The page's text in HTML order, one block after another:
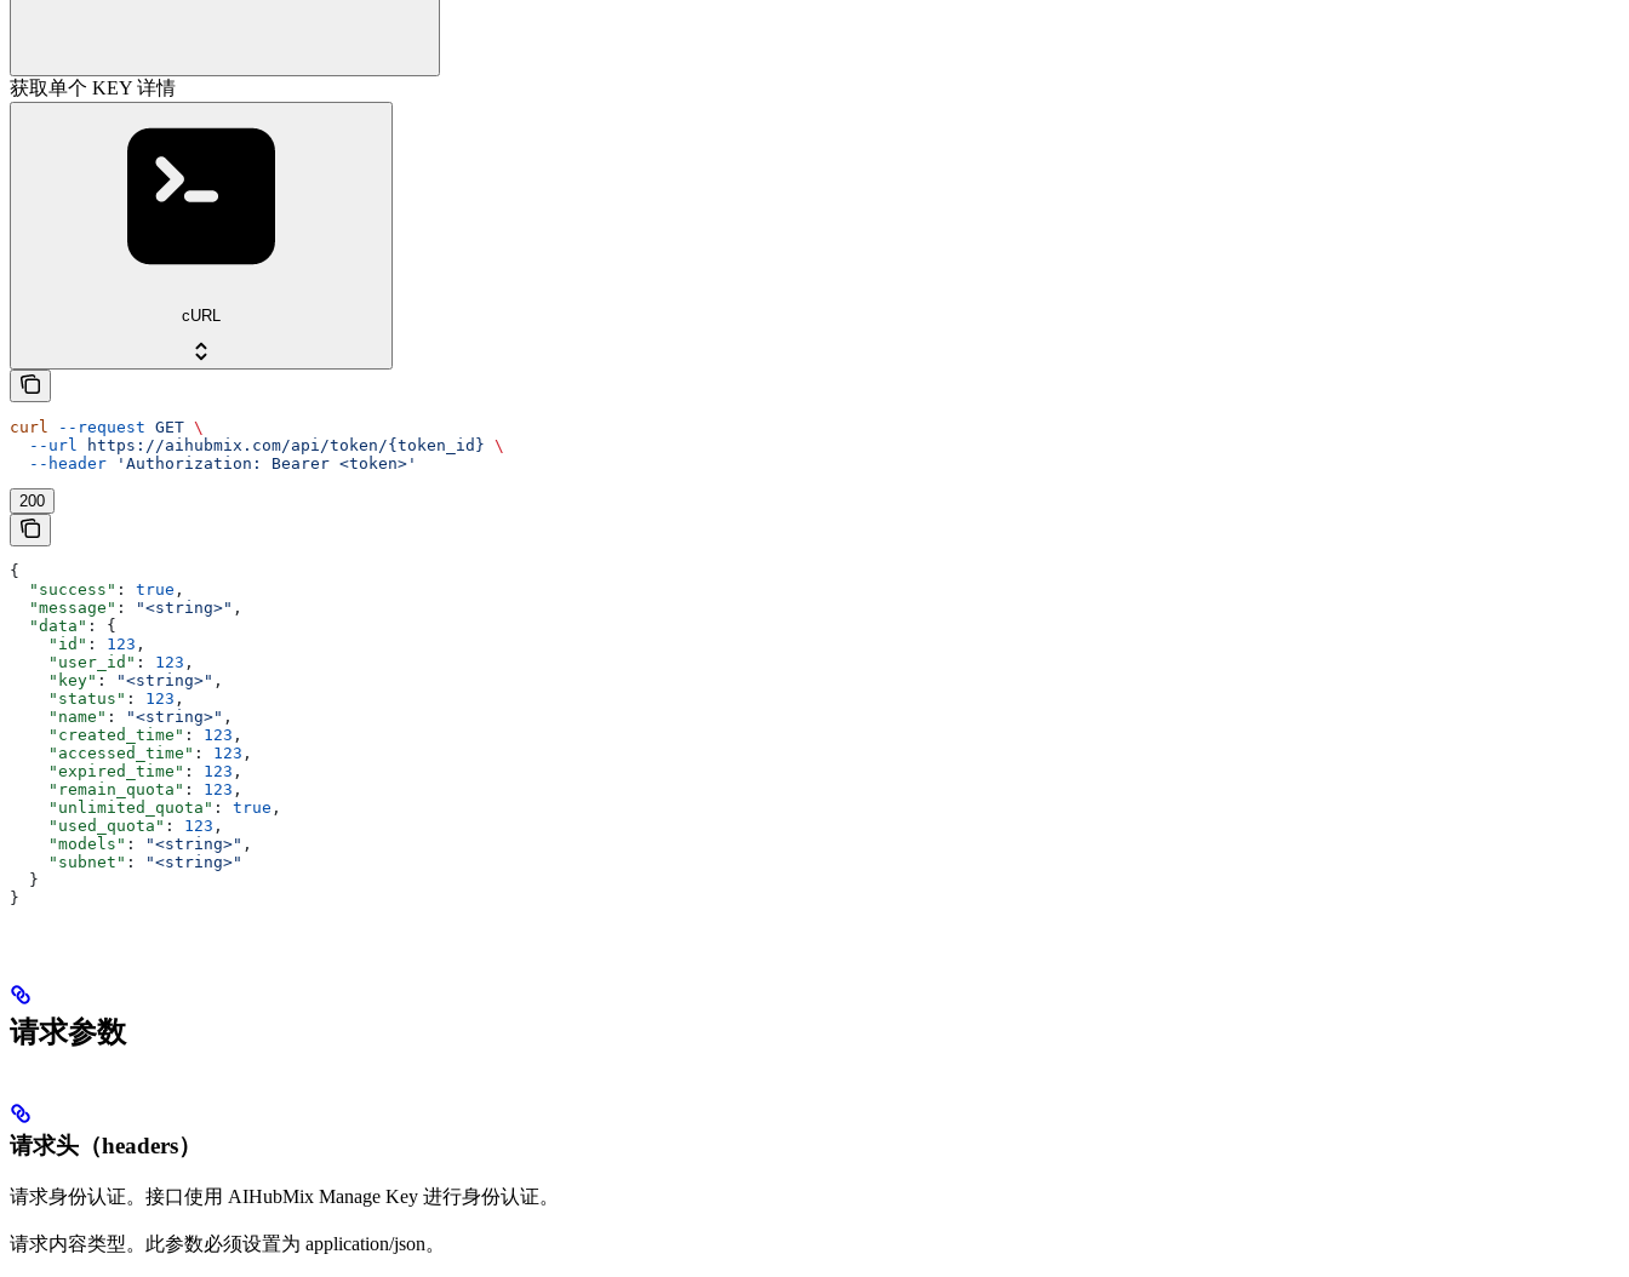
获取单个 KEY 详情
cURL
curl --request GET \
  --url
https://aihubmix.com/api/token/{token_id} \
  --header
'Authorization: Bearer <token>'
200
{
  "success"
: true ,
  "message"
: "<string>" ,
  "data"
: {
    "id"
: 123 ,
    "user_id"
: 123 ,
    "key"
: "<string>" ,
    "status"
: 123 ,
    "name"
: "<string>" ,
    "created_time"
: 123 ,
    "accessed_time"
: 123 ,
    "expired_time"
: 123 ,
    "remain_quota"
: 123 ,
    "unlimited_quota"
: true ,
    "used_quota"
: 123 ,
    "models"
: "<string>" ,
    "subnet"
:
"<string>"
  }
}
请求参数
请求头（headers）
请求身份认证。接口使用 AIHubMix Manage Key 进行身份认证。
请求内容类型。此参数必须设置为 application/json。